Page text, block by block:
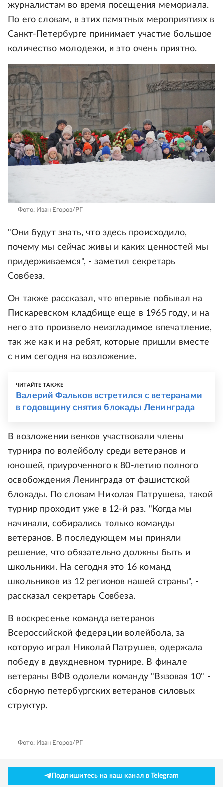
журналистам во время посещения мемориала.
По его словам, в этих памятных мероприятиях в
Санкт-Петербурге принимает участие большое
количество молодежи, и это очень приятно.
Фото: Иван Егоров/РГ
"Они будут знать, что здесь происходило,
почему мы сейчас живы и каких ценностей мы
придерживаемся", - заметил секретарь
Совбеза.
Он также рассказал, что впервые побывал на
Пискаревском кладбище еще в 1965 году, и на
него это произвело неизгладимое впечатление,
так же как и на ребят, которые пришли вместе
с ним сегодня на возложение.
ЧИТАЙТЕ ТАКЖЕ
Валерий Фальков встретился с ветеранами
в годовщину снятия блокады Ленинграда
В возложении венков участвовали члены
турнира по волейболу среди ветеранов и
юношей, приуроченного к 80-летию полного
освобождения Ленинграда от фашистской
блокады. По словам Николая Патрушева, такой
турнир проходит уже в 12-й раз. "Когда мы
начинали, собирались только команды
ветеранов. В последующем мы приняли
решение, что обязательно должны быть и
школьники. На сегодня это 16 команд
школьников из 12 регионов нашей страны", -
рассказал секретарь Совбеза.
В воскресенье команда ветеранов
Всероссийской федерации волейбола, за
которую играл Николай Патрушев, одержала
победу в двухдневном турнире. В финале
ветераны ВФВ одолели команду "Вязовая 10" -
сборную петербургских ветеранов силовых
структур.
Фото: Иван Егоров/РГ
Подпишитесь на наш канал в Telegram